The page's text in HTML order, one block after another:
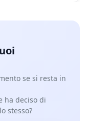
se si resta in
ha deciso di
stesso?